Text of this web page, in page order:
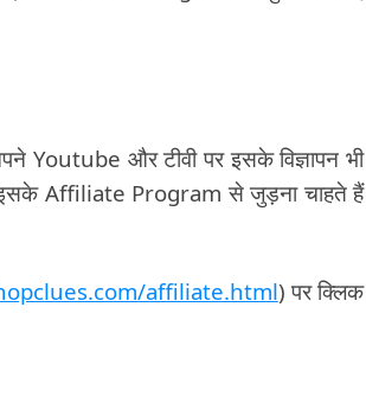
Youtube और टीवी पर इसके विज्ञापन भी
Affiliate Program से जुड़ना चाहते हैं
affiliate.html) पर क्लिक